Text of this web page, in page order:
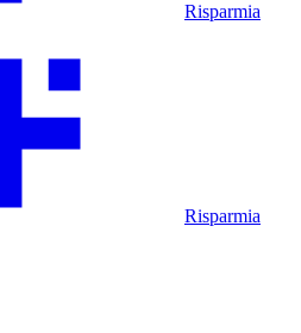
Risparmia
Risparmia